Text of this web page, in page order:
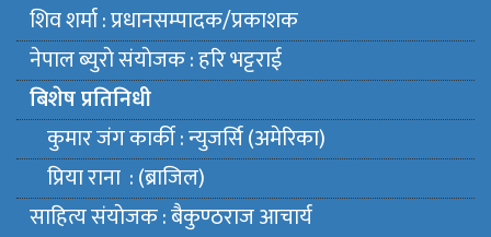
शिव शर्मा : प्रधानसम्पादक/प्रकाशक
नेपाल ब्युराे संयाेजक : हरि भट्टराई
बिशेष प्रतिनिधी
कुमार जंग कार्की : न्युजर्सि (अमेरिका)
प्रिया राना : (ब्राजिल)
साहित्य संयाेजक : बैकुण्ठराज आचार्य